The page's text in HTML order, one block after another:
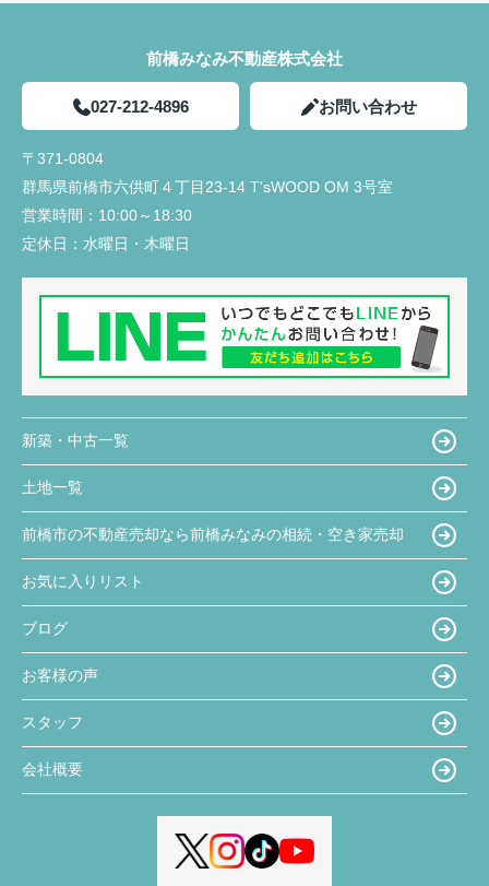
前橋みなみ不動産株式会社
027-212-4896 お問い合わせ
〒371-0804
群馬県前橋市六供町４丁目23‐14 T'sWOOD OM 3号室
営業時間： 10:00～18:30
定休日： 水曜日・木曜日
新築・中古一覧
土地一覧
前橋市の不動産売却なら前橋みなみの相続・空き家売却
お気に入りリスト
ブログ
お客様の声
スタッフ
会社概要